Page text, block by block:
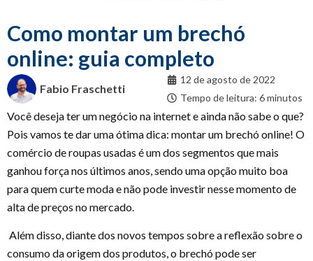
Como montar um brechó
online: guia completo
Fabio Fraschetti
12 de agosto de 2022
Tempo de leitura: 6 minutos
Você deseja ter um negócio na internet e ainda não sabe o que?
Pois vamos te dar uma ótima dica: montar um brechó online! O
comércio de roupas usadas é um dos segmentos que mais
ganhou força nos últimos anos, sendo uma opção muito boa
para quem curte moda e não pode investir nesse momento de
alta de preços no mercado.
Além disso, diante dos novos tempos sobre a reflexão sobre o
consumo da origem dos produtos, o brechó pode ser